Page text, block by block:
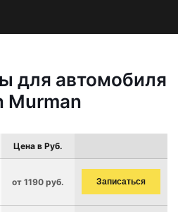
для автомобиля
Murman
Цена в Руб.
от 1190 руб. Записаться